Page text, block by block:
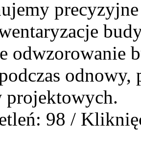
odwzorowanie
projektowych.
98 /